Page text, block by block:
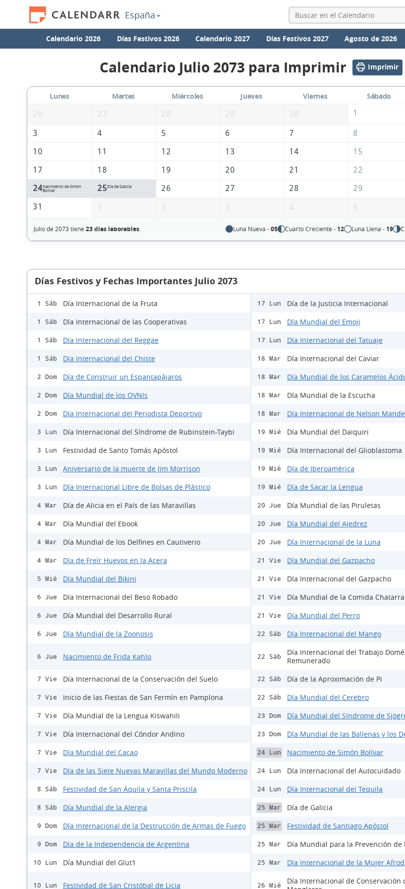
España
Calendario 2026 Días Festivos 2026 Calendario 2027 Días Festivos 2027 Agosto de 2026
Calendario Julio 2073 para Imprimir Imprimir
Lunes Martes Miércoles Jueves Viernes Sábado
26
27 28 29 30 1
3 4 5 6 7 8
10
11 12 13 14 15
17
18 19 20 21 22
24Nacimiento de Simón
Bolívar
25Día de Galicia 26 27 28 29
31
1 2 3 4 5
Julio de 2073 tiene 23 días laborables. Luna Nueva -05 Cuarto Creciente - 12 Luna Llena - 19
Días Festivos y Fechas Importantes Julio 2073
1 Sáb Día Internacional de la Fruta
1 Sáb Día Internacional de las Cooperativas
1 Sáb Día Internacional del Reggae
1 Sáb Día Internacional del Chiste
2 Dom Día de Construir un Espantapájaros
2 Dom Día Mundial de los OVNIs
2 Dom Día Internacional del Periodista Deportivo
3 Lun Día Internacional del Síndrome de Rubinstein-Taybi
3 Lun Festividad de Santo Tomás Apóstol
3 Lun Aniversario de la muerte de Jim Morrison
3 Lun Día Internacional Libre de Bolsas de Plástico
4 Mar Día de Alicia en el País de las Maravillas
4 Mar Día Mundial del Ebook
4 Mar Día Mundial de los Delfines en Cautiverio
4 Mar Día de Freír Huevos en la Acera
5 Mié Día Mundial del Bikini
6 Jue Día Internacional del Beso Robado
6 Jue Día Mundial del Desarrollo Rural
6 Jue Día Mundial de la Zoonosis
6 Jue Nacimiento de Frida Kahlo
7 Vie Día Internacional de la Conservación del Suelo
7 Vie Inicio de las Fiestas de San Fermín en Pamplona
7 Vie Día Mundial de la Lengua Kiswahili
7 Vie Día Internacional del Cóndor Andino
7 Vie Día Mundial del Cacao
7 Vie Día de las Siete Nuevas Maravillas del Mundo Moderno
8 Sáb Festividad de San Áquila y Santa Priscila
8 Sáb Día Mundial de la Alergia
9 Dom Día Internacional de la Destrucción de Armas de Fuego
9 Dom Día de la Independencia de Argentina
10 Lun Día Mundial del Glut1
10 Lun Festividad de San Cristóbal de Licia
17 Lun Día de la Justicia Internacional
17 Lun Día Mundial del Emoji
17 Lun Día Internacional del Tatuaje
18 Mar Día Internacional del Caviar
18 Mar Día Mundial de los Caramelos
18 Mar Día Mundial de la Escucha
18 Mar Día Internacional de Nelson
19 Mié Día Mundial del Daiquiri
19 Mié Día Internacional del Glioblastoma
19 Mié Día de Iberoamérica
19 Mié Día de Sacar la Lengua
20 Jue Día Mundial de las Piruletas
20 Jue Día Mundial del Ajedrez
20 Jue Día Internacional de la Luna
21 Vie Día Mundial del Gazpacho
21 Vie Día Internacional del Gazpacho
21 Vie Día Mundial de la Comida Chatarra
21 Vie Día Mundial del Perro
22 Sáb Día Internacional del Mango
22 Sáb
Día Internacional del Trabajo
Remunerado
22 Sáb Día de la Aproximación de Pi
22 Sáb Día Mundial del Cerebro
23 Dom Día Mundial del Síndrome de
23 Dom Día Mundial de las Ballenas y los
24 Lun Nacimiento de Simón Bolívar
24 Lun Día Internacional del Autocuidado
24 Lun Día Internacional del Tequila
25 Mar Día de Galicia
25 Mar Festividad de Santiago Apóstol
25 Mar Día Mundial para la Prevención de
25 Mar Día Internacional de la Mujer
26 Mié
Día Internacional de Conservación